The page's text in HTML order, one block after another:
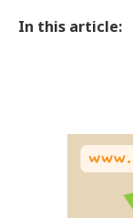
In this article: